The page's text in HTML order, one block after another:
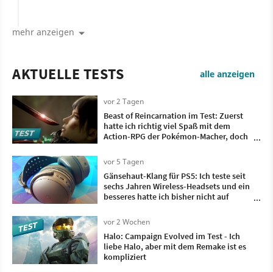
mehr anzeigen
AKTUELLE TESTS alle anzeigen
vor 2 Tagen
Beast of Reincarnation im Test: Zuerst
hatte ich richtig viel Spaß mit dem
Action-RPG der Pokémon-Macher, doch
vorbei ist
vor 5 Tagen
Gänsehaut-Klang für PS5: Ich teste seit
sechs Jahren Wireless-Headsets und ein
besseres hatte ich bisher nicht auf
vor 2 Wochen
Halo: Campaign Evolved im Test - Ich
liebe Halo, aber mit dem Remake ist es
kompliziert